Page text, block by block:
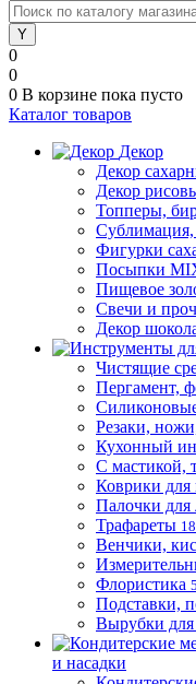
0
0
0 В корзине пока пусто
Каталог товаров
Декор
Декор
Декор
Топперы,
Сублимация,
Фигурки
Посыпки
Пищевое
Свечи и
Декор
Чистящие
Пергамент,
Резаки,
Кухонный
С мастикой,
Коврики для
Палочки для
Трафареты
Венчики,
Флористика
Подставки,
Вырубки для
и насадки